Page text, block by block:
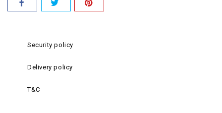
Security policy
Delivery policy
T&C